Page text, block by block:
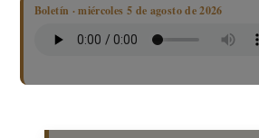
Boletín · miércoles 5 de agosto de 2026